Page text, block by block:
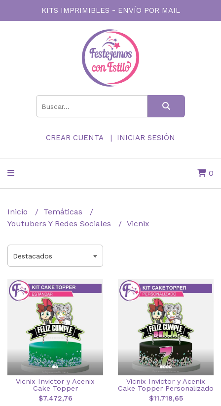
KITS IMPRIMIBLES - ENVÍO POR MAIL
CREAR CUENTA INICIAR SESIÓN
0
Inicio
Temáticas
Youtubers Y Redes Sociales
Vicnix
Vicnix Invictor y Acenix
Cake Topper
$7.472,76
Vicnix Invictor y Acenix
Cake Topper Personalizado
$11.718,65